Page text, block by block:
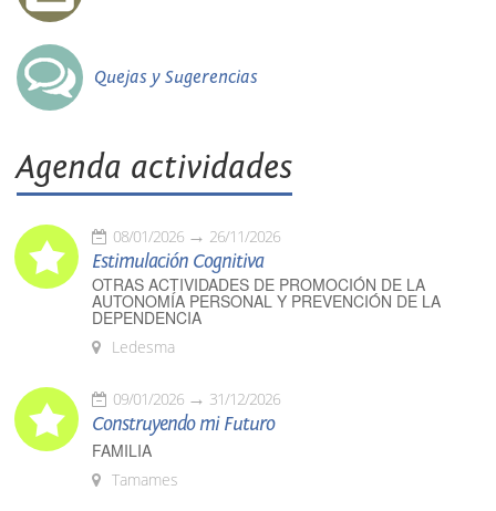
Quejas y Sugerencias
Agenda actividades
08/01/2026 26/11/2026
Estimulación Cognitiva
OTRAS ACTIVIDADES DE PROMOCIÓN DE LA
AUTONOMÍA PERSONAL Y PREVENCIÓN DE LA
DEPENDENCIA
Ledesma
09/01/2026 31/12/2026
Construyendo mi Futuro
FAMILIA
Tamames